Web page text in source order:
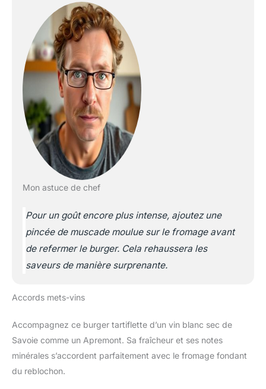
Mon astuce de chef
Pour un goût encore plus intense, ajoutez une
pincée de muscade moulue sur le fromage avant
de refermer le burger. Cela rehaussera les
saveurs de manière surprenante.
Accords mets-vins
Accompagnez ce burger tartiflette d’un vin blanc sec de
Savoie comme un Apremont. Sa fraîcheur et ses notes
minérales s’accordent parfaitement avec le fromage fondant
du reblochon.